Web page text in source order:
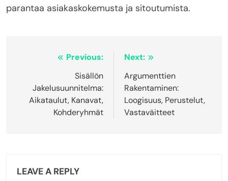
parantaa asiakaskokemusta ja sitoutumista.
navigation
Previous:
Sisällön
Jakelusuunnitelma:
Aikataulut, Kanavat,
Kohderyhmät
Next:
Argumenttien
Rakentaminen:
Loogisuus, Perustelut,
Vastaväitteet
LEAVE A REPLY